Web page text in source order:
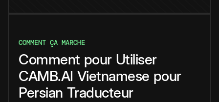
COMMENT ÇA MARCHE
Comment pour Utiliser
CAMB.AI Vietnamese pour
Persian Traducteur